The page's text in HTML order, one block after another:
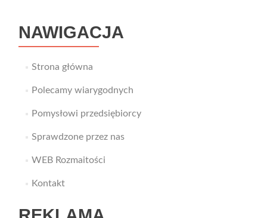
NAWIGACJA
Strona główna
Polecamy wiarygodnych
Pomysłowi przedsiębiorcy
Sprawdzone przez nas
WEB Rozmaitości
Kontakt